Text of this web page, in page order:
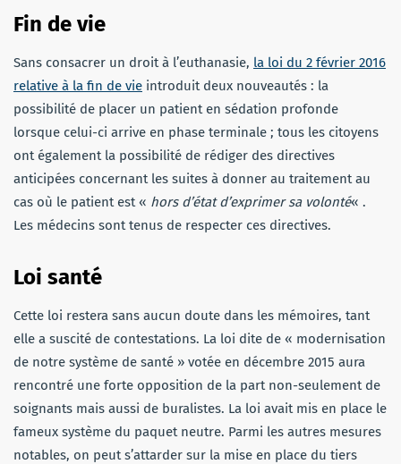
Fin de vie
Sans consacrer un droit à l’euthanasie, la loi du 2 février 2016
relative à la fin de vie introduit deux nouveautés : la
possibilité de placer un patient en sédation profonde
lorsque celui-ci arrive en phase terminale ; tous les citoyens
ont également la possibilité de rédiger des directives
anticipées concernant les suites à donner au traitement au
cas où le patient est « hors d’état d’exprimer sa volonté« .
Les médecins sont tenus de respecter ces directives.
Loi santé
Cette loi restera sans aucun doute dans les mémoires, tant
elle a suscité de contestations. La loi dite de « modernisation
de notre système de santé » votée en décembre 2015 aura
rencontré une forte opposition de la part non-seulement de
soignants mais aussi de buralistes. La loi avait mis en place le
fameux système du paquet neutre. Parmi les autres mesures
notables, on peut s’attarder sur la mise en place du tiers